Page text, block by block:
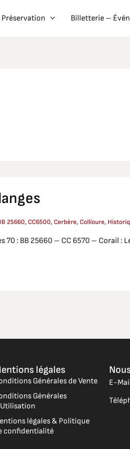
Préservation Billetterie –
25660,CC6500,Cerbère,Collioure,
70 : BB 25660 – CC 6570 – Corail :
légales
Générales de Vente
Générales
légales & Politique
confidentialité
E-